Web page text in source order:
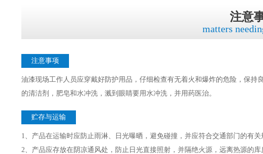
注意
matters
注意事项
油漆现场工作人员应穿戴好防护用品，仔细检查有无着火和爆炸的危险，保
的清洁剂，肥皂和水冲洗，溅到眼睛要用水冲洗，并用药医治。
贮存与运输
1、产品在运输时应防止雨淋、日光曝晒，避免碰撞，并应符合交通部门的有关
2、产品应存放在阴凉通风处，防止日光直接照射，并隔绝火源，远离热源的库